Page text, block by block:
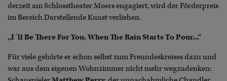
derzeit am Schlosstheater Moers engagiert, wird der Förderpreis
im Bereich Darstellende Kunst verliehen.
„I´ll Be There For You, When The Rain Starts To Pour...“
Für viele gehörte er schon selbst zum Freundeskreises dazu und
war aus dem eigenen Wohnzimmer nicht mehr wegzudenken: